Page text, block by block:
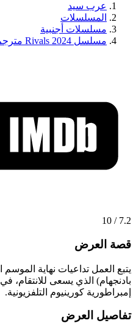
عرب سيد
المسلسلات
مسلسلات أجنبية
مسلسل Rivals 2024 مترجم HD
7.2 / 10
قصة العرض
يتبع العمل تداعيات نهاية
بادنجهام) الذي يسعى
إمبراطورية كورينيوم التلفزيونية.
تفاصيل العرض